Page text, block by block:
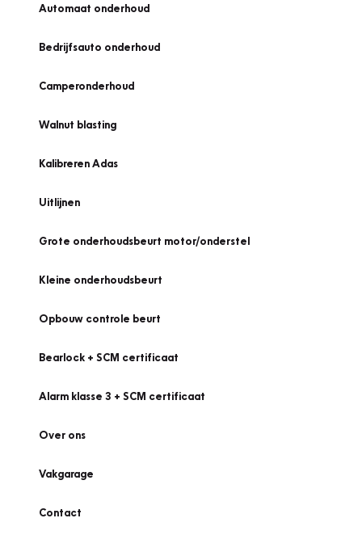
Automaat onderhoud
Bedrijfsauto onderhoud
Camperonderhoud
Walnut blasting
Kalibreren Adas
Uitlijnen
Grote onderhoudsbeurt motor/onderstel
Kleine onderhoudsbeurt
Opbouw controle beurt
Bearlock + SCM certificaat
Alarm klasse 3 + SCM certificaat
Over ons
Vakgarage
Contact